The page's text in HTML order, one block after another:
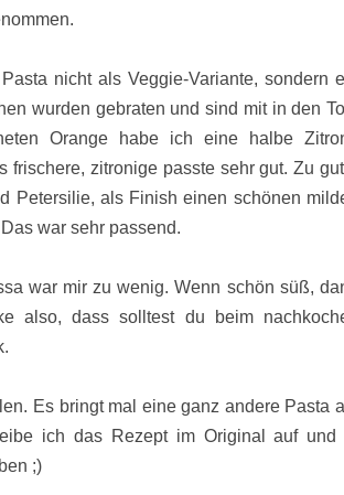
nicht als Veggie-Variante, sondern
wurden gebraten und sind mit in den
Orange habe ich eine halbe
frischere, zitronige passte sehr gut. Zu
Petersilie, als Finish einen schönen
war sehr passend.
war mir zu wenig. Wenn schön süß,
also, dass solltest du beim
Es bringt mal eine ganz andere Pasta
ich das Rezept im Original auf und
;)